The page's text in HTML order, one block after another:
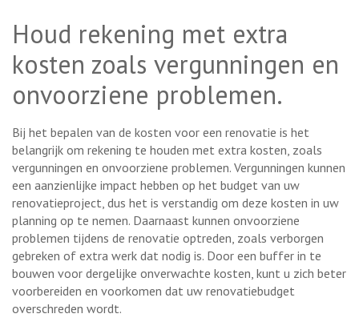
Houd rekening met extra
kosten zoals vergunningen en
onvoorziene problemen.
Bij het bepalen van de kosten voor een renovatie is het
belangrijk om rekening te houden met extra kosten, zoals
vergunningen en onvoorziene problemen. Vergunningen kunnen
een aanzienlijke impact hebben op het budget van uw
renovatieproject, dus het is verstandig om deze kosten in uw
planning op te nemen. Daarnaast kunnen onvoorziene
problemen tijdens de renovatie optreden, zoals verborgen
gebreken of extra werk dat nodig is. Door een buffer in te
bouwen voor dergelijke onverwachte kosten, kunt u zich beter
voorbereiden en voorkomen dat uw renovatiebudget
overschreden wordt.